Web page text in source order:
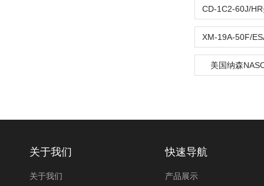
美国纳森
关于我们
关于我们
快速导航
产品展示